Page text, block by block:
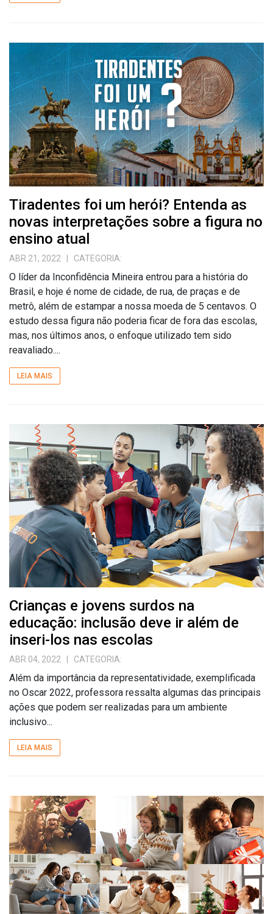
Tiradentes foi um herói? Entenda as
novas interpretações sobre a figura no
ensino atual
ABR 21, 2022 | CATEGORIA:
O líder da Inconfidência Mineira entrou para a história do
Brasil, e hoje é nome de cidade, de rua, de praças e de
metrô, além de estampar a nossa moeda de 5 centavos. O
estudo dessa figura não poderia ficar de fora das escolas,
mas, nos últimos anos, o enfoque utilizado tem sido
reavaliado....
LEIA MAIS
Crianças e jovens surdos na
educação: inclusão deve ir além de
inseri-los nas escolas
ABR 04, 2022 | CATEGORIA:
Além da importância da representatividade, exemplificada
no Oscar 2022, professora ressalta algumas das principais
ações que podem ser realizadas para um ambiente
inclusivo...
LEIA MAIS